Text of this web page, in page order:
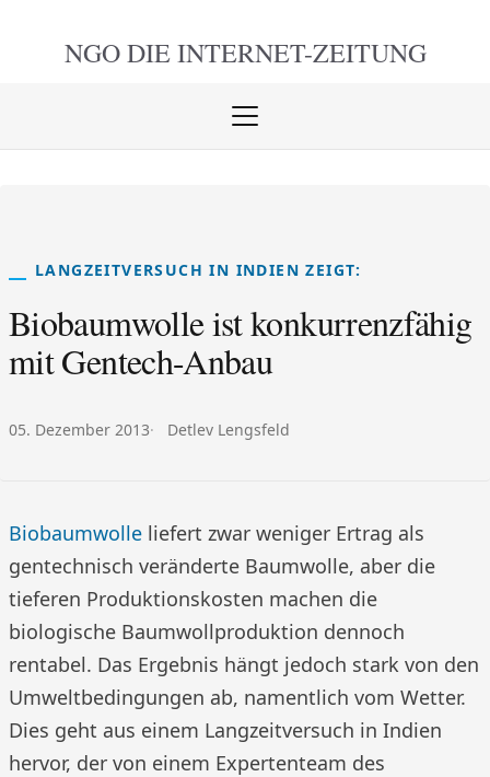
NGO DIE INTERNET-ZEITUNG
Menü
LANGZEITVERSUCH IN INDIEN ZEIGT:
Biobaumwolle ist konkurrenzfähig
mit Gentech-Anbau
Veröffentlicht am:
05. Dezember 2013 Autor:
Detlev Lengsfeld
Biobaumwolle liefert zwar weniger Ertrag als
gentechnisch veränderte Baumwolle, aber die
tieferen Produktionskosten machen die
biologische Baumwollproduktion dennoch
rentabel. Das Ergebnis hängt jedoch stark von den
Umweltbedingungen ab, namentlich vom Wetter.
Dies geht aus einem Langzeitversuch in Indien
hervor, der von einem Expertenteam des